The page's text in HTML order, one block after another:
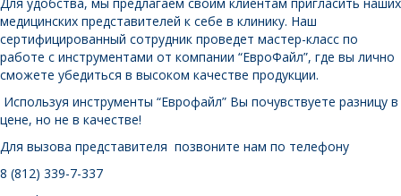
медицинских представителей к себе в клинику. Наш
сертифицированный сотрудник проведет мастер-класс по
работе с инструментами от компании “ЕвроФайл”, где вы лично
сможете убедиться в высоком качестве продукции.
Используя инструменты “Еврофайл” Вы почувствуете разницу в
цене, но не в качестве!
Для вызова представителя позвоните нам по телефону
8 (812) 339-7-337